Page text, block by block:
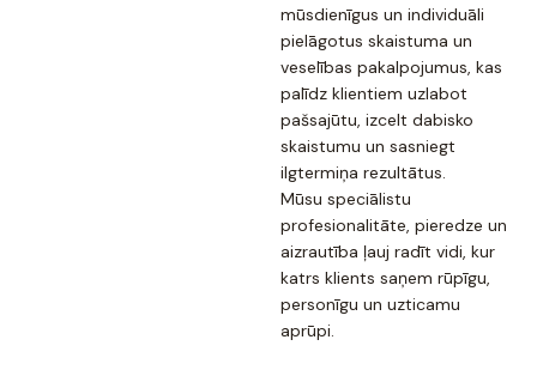
mūsdienīgus un individuāli
pielāgotus skaistuma un
veselības pakalpojumus, kas
palīdz klientiem uzlabot
pašsajūtu, izcelt dabisko
skaistumu un sasniegt
ilgtermiņa rezultātus.
Mūsu speciālistu
profesionalitāte, pieredze un
aizrautība ļauj radīt vidi, kur
katrs klients saņem rūpīgu,
personīgu un uzticamu
aprūpi.